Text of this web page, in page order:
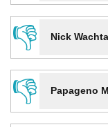
👎
Nick
👎
Papageno